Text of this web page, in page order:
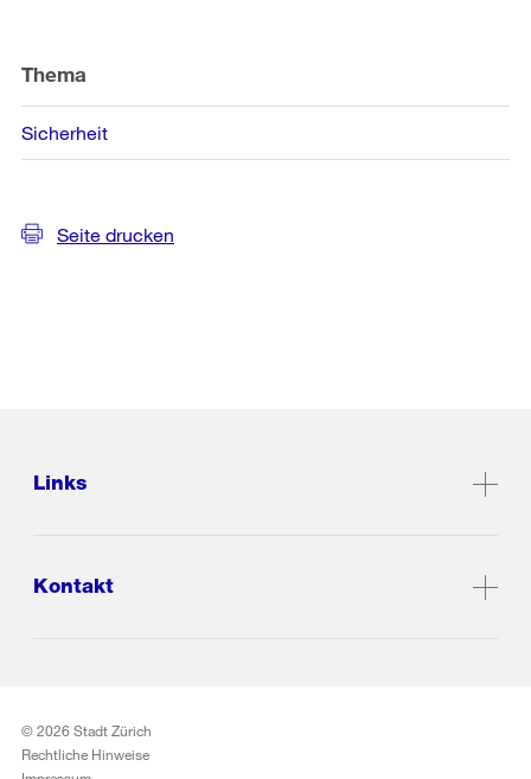
Thema
Sicherheit
Seite drucken
Links
Kontakt
© 2026 Stadt Zürich
Rechtliche Hinweise